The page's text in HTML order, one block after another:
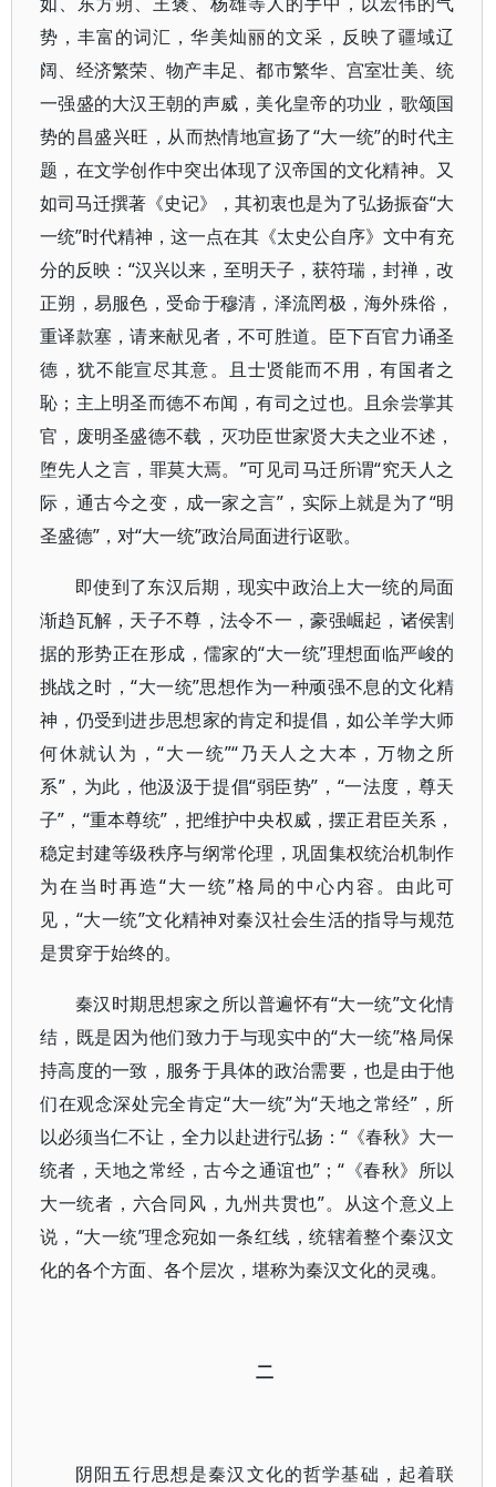
势，丰富的词汇，华美灿丽的文采，反映了疆域辽
阔、经济繁荣、物产丰足、都市繁华、宫室壮美、统
一强盛的大汉王朝的声威，美化皇帝的功业，歌颂国
势的昌盛兴旺，从而热情地宣扬了“大一统”的时代主
题，在文学创作中突出体现了汉帝国的文化精神。又
如司马迁撰著《史记》，其初衷也是为了弘扬振奋“大
一统”时代精神，这一点在其《太史公自序》文中有充
分的反映：“汉兴以来，至明天子，获符瑞，封禅，改
正朔，易服色，受命于穆清，泽流罔极，海外殊俗，
重译款塞，请来献见者，不可胜道。臣下百官力诵圣
德，犹不能宣尽其意。且士贤能而不用，有国者之
恥；主上明圣而德不布闻，有司之过也。且余尝掌其
官，废明圣盛德不载，灭功臣世家贤大夫之业不述，
堕先人之言，罪莫大焉。”可见司马迁所谓“究天人之
际，通古今之变，成一家之言”，实际上就是为了“明
圣盛德”，对“大一统”政治局面进行讴歌。
即使到了东汉后期，现实中政治上大一统的局面
渐趋瓦解，天子不尊，法令不一，豪强崛起，诸侯割
据的形势正在形成，儒家的“大一统”理想面临严峻的
挑战之时，“大一统”思想作为一种顽强不息的文化精
神，仍受到进步思想家的肯定和提倡，如公羊学大师
何休就认为，“大一统”“乃天人之大本，万物之所
系”，为此，他汲汲于提倡“弱臣势”，“一法度，尊天
子”，“重本尊统”，把维护中央权威，摆正君臣关系，
稳定封建等级秩序与纲常伦理，巩固集权统治机制作
为在当时再造“大一统”格局的中心内容。由此可
见，“大一统”文化精神对秦汉社会生活的指导与规范
是贯穿于始终的。
秦汉时期思想家之所以普遍怀有“大一统”文化情
结，既是因为他们致力于与现实中的“大一统”格局保
持高度的一致，服务于具体的政治需要，也是由于他
们在观念深处完全肯定“大一统”为“天地之常经”，所
以必须当仁不让，全力以赴进行弘扬：“《春秋》大一
统者，天地之常经，古今之通谊也”；“《春秋》所以
大一统者，六合同风，九州共贯也”。从这个意义上
说，“大一统”理念宛如一条红线，统辖着整个秦汉文
化的各个方面、各个层次，堪称为秦汉文化的灵魂。
二
阴阳五行思想是秦汉文化的哲学基础，起着联